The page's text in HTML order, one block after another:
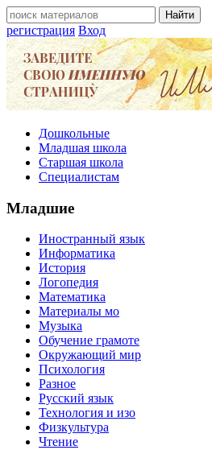
регистрация Вход
Дошкольные
Младшая школа
Старшая школа
Специалистам
Младшие
Иностранный язык
Информатика
История
Логопедия
Математика
Материалы мо
Музыка
Обучение грамоте
Окружающий мир
Психология
Разное
Русский язык
Технология и изо
Физкультура
Чтение